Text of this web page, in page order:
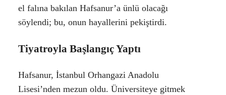
el falına bakılan Hafsanur’a ünlü olacağı
söylendi; bu, onun hayallerini pekiştirdi.
Tiyatroyla Başlangıç Yaptı
Hafsanur, İstanbul Orhangazi Anadolu
Lisesi’nden mezun oldu. Üniversiteye gitmek